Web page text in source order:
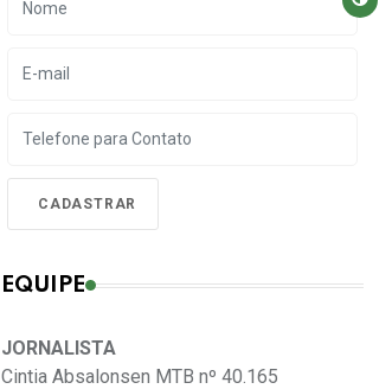
EQUIPE
JORNALISTA
Cintia Absalonsen MTB nº 40.165